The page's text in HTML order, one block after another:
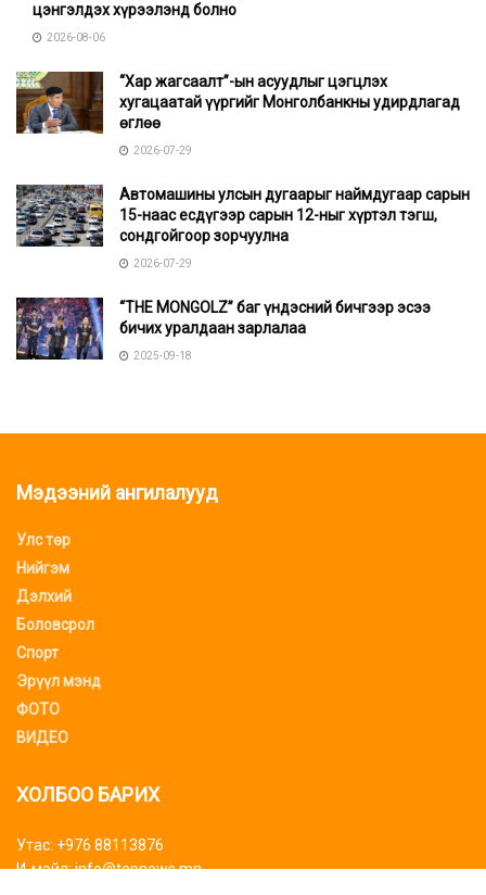
цэнгэлдэх хүрээлэнд болно
2026-08-06
“Хар жагсаалт”-ын асуудлыг цэгцлэх
хугацаатай үүргийг Монголбанкны удирдлагад
өглөө
2026-07-29
Автомашины улсын дугаарыг наймдугаар сарын
15-наас есдүгээр сарын 12-ныг хүртэл тэгш,
сондгойгоор зорчуулна
2026-07-29
“THE MONGOLZ” баг үндэсний бичгээр эсээ
бичих уралдаан зарлалаа
2025-09-18
Мэдээний ангилалууд
Улс төр
Нийгэм
Дэлхий
Боловсрол
Спорт
Эрүүл мэнд
ФОТО
ВИДЕО
ХОЛБОО БАРИХ
Утас: +976 88113876
И-мэйл: info@topnews.mn